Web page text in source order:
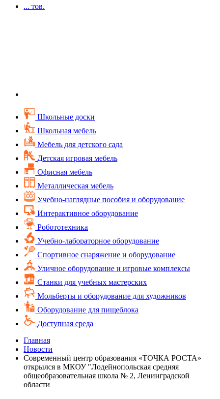
... тов.
Школьные доски
Школьная мебель
Мебель для детского сада
Детская игровая мебель
Офисная мебель
Металлическая мебель
Учебно-наглядные пособия и оборудование
Интерактивное оборудование
Робототехника
Учебно-лабораторное оборудование
Спортивное снаряжение и оборудование
Уличное оборудование и игровые комплексы
Cтанки для учебных мастерских
Мольберты и оборудование для художников
Оборудование для пищеблока
Доступная среда
Главная
Новости
Современный центр образования «ТОЧКА РОСТА»
открылся в МКОУ "Лодейнопольская средняя
общеобразовательная школа № 2, Ленинградской
области